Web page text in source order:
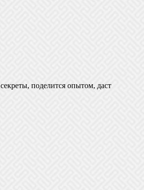
поделится опытом, даст